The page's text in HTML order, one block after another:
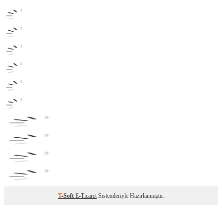
T-Soft E-Ticaret Sistemleriyle Hazırlanmıştır.